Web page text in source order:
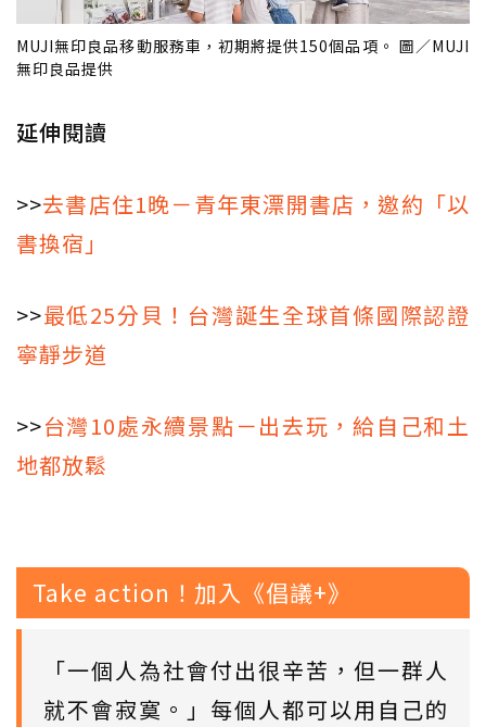
MUJI無印良品移動服務車，初期將提供150個品項。 圖／MUJI
無印良品提供
延伸閱讀
>>去書店住1晚－青年東漂開書店，邀約「以
書換宿」
>>最低25分貝！台灣誕生全球首條國際認證
寧靜步道
>>台灣10處永續景點－出去玩，給自己和土
地都放鬆
Take action！加入《倡議+》
「一個人為社會付出很辛苦，但一群人
就不會寂寞。」每個人都可以用自己的